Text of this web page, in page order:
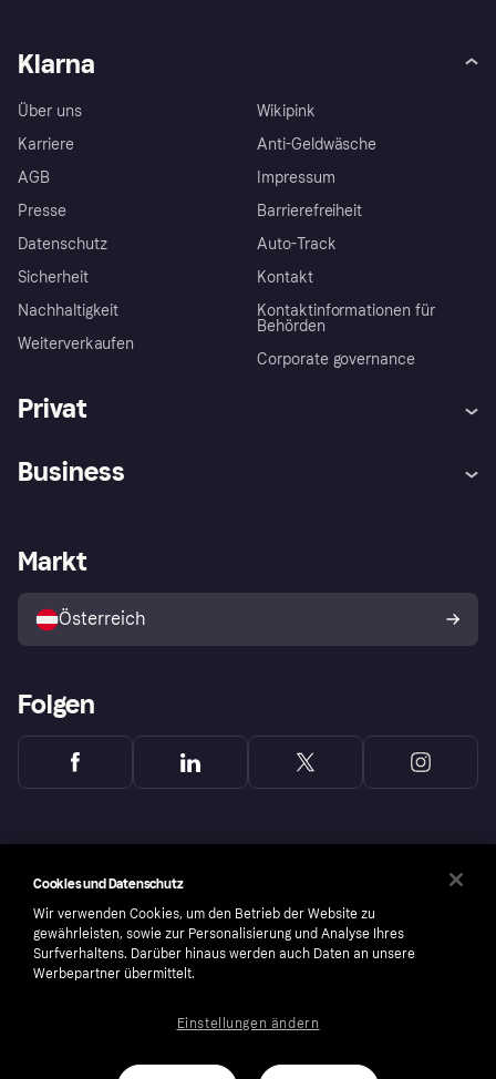
Klarna
Über uns
Karriere
AGB
Presse
Datenschutz
Sicherheit
Nachhaltigkeit
Weiterverkaufen
Wikipink
Anti-Geldwäsche
Impressum
Barrierefreiheit
Auto-Track
Kontakt
Kontaktinformationen für
Behörden
Corporate governance
Privat
Shops entdecken
Business
Händlerportal
Markt
Österreich
Folgen
number: 556737-0431
Cookies und Datenschutz
Wir verwenden Cookies, um den Betrieb der Website zu
gewährleisten, sowie zur Personalisierung und Analyse Ihres
Surfverhaltens. Darüber hinaus werden auch Daten an unsere
Werbepartner übermittelt.
Einstellungen ändern